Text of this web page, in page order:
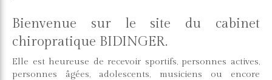
Bienvenue sur le site du cabinet
chiropratique BIDINGER.
Elle est heureuse de recevoir sportifs, personnes actives,
personnes âgées, adolescents, musiciens ou encore